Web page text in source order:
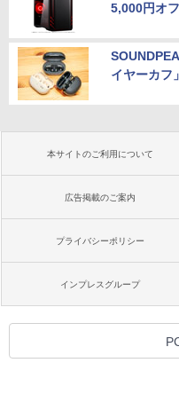
5,000円オ
イヤーカフ
本サイトのご利用について
広告掲載のご案内
プライバシーポリシー
インプレスグループ